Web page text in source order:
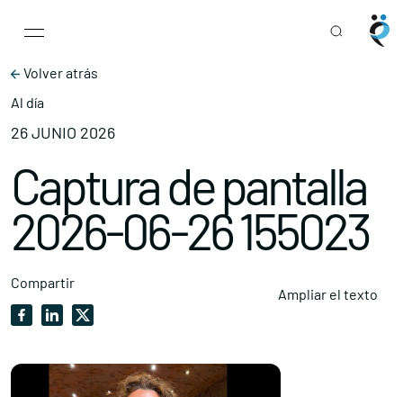
Main Navigation
Volver atrás
Al día
26 JUNIO 2026
Captura de pantalla
2026-06-26 155023
Compartir
Ampliar el texto